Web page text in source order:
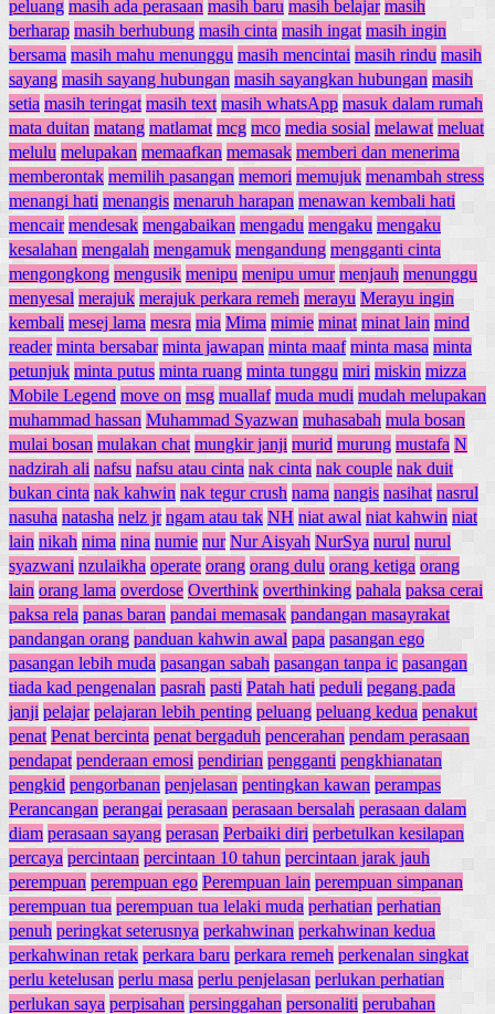
peluang masih ada perasaan masih baru masih belajar masih
berharap masih berhubung masih cinta masih ingat masih ingin
bersama masih mahu menunggu masih mencintai masih rindu masih
sayang masih sayang hubungan masih sayangkan hubungan masih
setia masih teringat masih text masih whatsApp masuk dalam rumah
mata duitan matang matlamat mcg mco media sosial melawat meluat
melulu melupakan memaafkan memasak memberi dan menerima
memberontak memilih pasangan memori memujuk menambah stress
menangi hati menangis menaruh harapan menawan kembali hati
mencair mendesak mengabaikan mengadu mengaku mengaku
kesalahan mengalah mengamuk mengandung mengganti cinta
mengongkong mengusik menipu menipu umur menjauh menunggu
menyesal merajuk merajuk perkara remeh merayu Merayu ingin
kembali mesej lama mesra mia Mima mimie minat minat lain mind
reader minta bersabar minta jawapan minta maaf minta masa minta
petunjuk minta putus minta ruang minta tunggu miri miskin mizza
Mobile Legend move on msg muallaf muda mudi mudah melupakan
muhammad hassan Muhammad Syazwan muhasabah mula bosan
mulai bosan mulakan chat mungkir janji murid murung mustafa N
nadzirah ali nafsu nafsu atau cinta nak cinta nak couple nak duit
bukan cinta nak kahwin nak tegur crush nama nangis nasihat nasrul
nasuha natasha nelz jr ngam atau tak NH niat awal niat kahwin niat
lain nikah nima nina numie nur Nur Aisyah NurSya nurul nurul
syazwani nzulaikha operate orang orang dulu orang ketiga orang
lain orang lama overdose Overthink overthinking pahala paksa cerai
paksa rela panas baran pandai memasak pandangan masayrakat
pandangan orang panduan kahwin awal papa pasangan ego
pasangan lebih muda pasangan sabah pasangan tanpa ic pasangan
tiada kad pengenalan pasrah pasti Patah hati peduli pegang pada
janji pelajar pelajaran lebih penting peluang peluang kedua penakut
penat Penat bercinta penat bergaduh pencerahan pendam perasaan
pendapat penderaan emosi pendirian pengganti pengkhianatan
pengkid pengorbanan penjelasan pentingkan kawan perampas
Perancangan perangai perasaan perasaan bersalah perasaan dalam
diam perasaan sayang perasan Perbaiki diri perbetulkan kesilapan
percaya percintaan percintaan 10 tahun percintaan jarak jauh
perempuan perempuan ego Perempuan lain perempuan simpanan
perempuan tua perempuan tua lelaki muda perhatian perhatian
penuh peringkat seterusnya perkahwinan perkahwinan kedua
perkahwinan retak perkara baru perkara remeh perkenalan singkat
perlu ketelusan perlu masa perlu penjelasan perlukan perhatian
perlukan saya perpisahan persinggahan personaliti perubahan